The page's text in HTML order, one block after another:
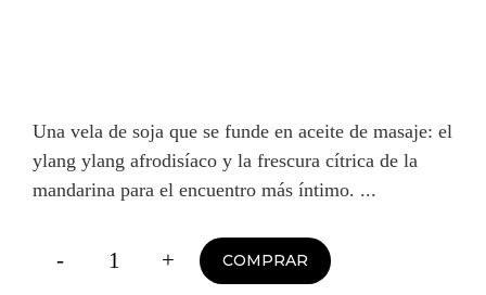
Una vela de soja que se funde en aceite de masaje: el
ylang ylang afrodisíaco y la frescura cítrica de la
mandarina para el encuentro más íntimo.
-
Vela
+ COMPRAR